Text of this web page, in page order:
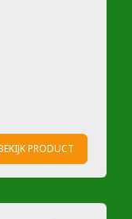
PRODUCT